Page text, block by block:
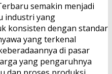
semakin menjadi
industri yang
konsisten dengan standar
yang terkenal
di pasar
yang pengaruhnya